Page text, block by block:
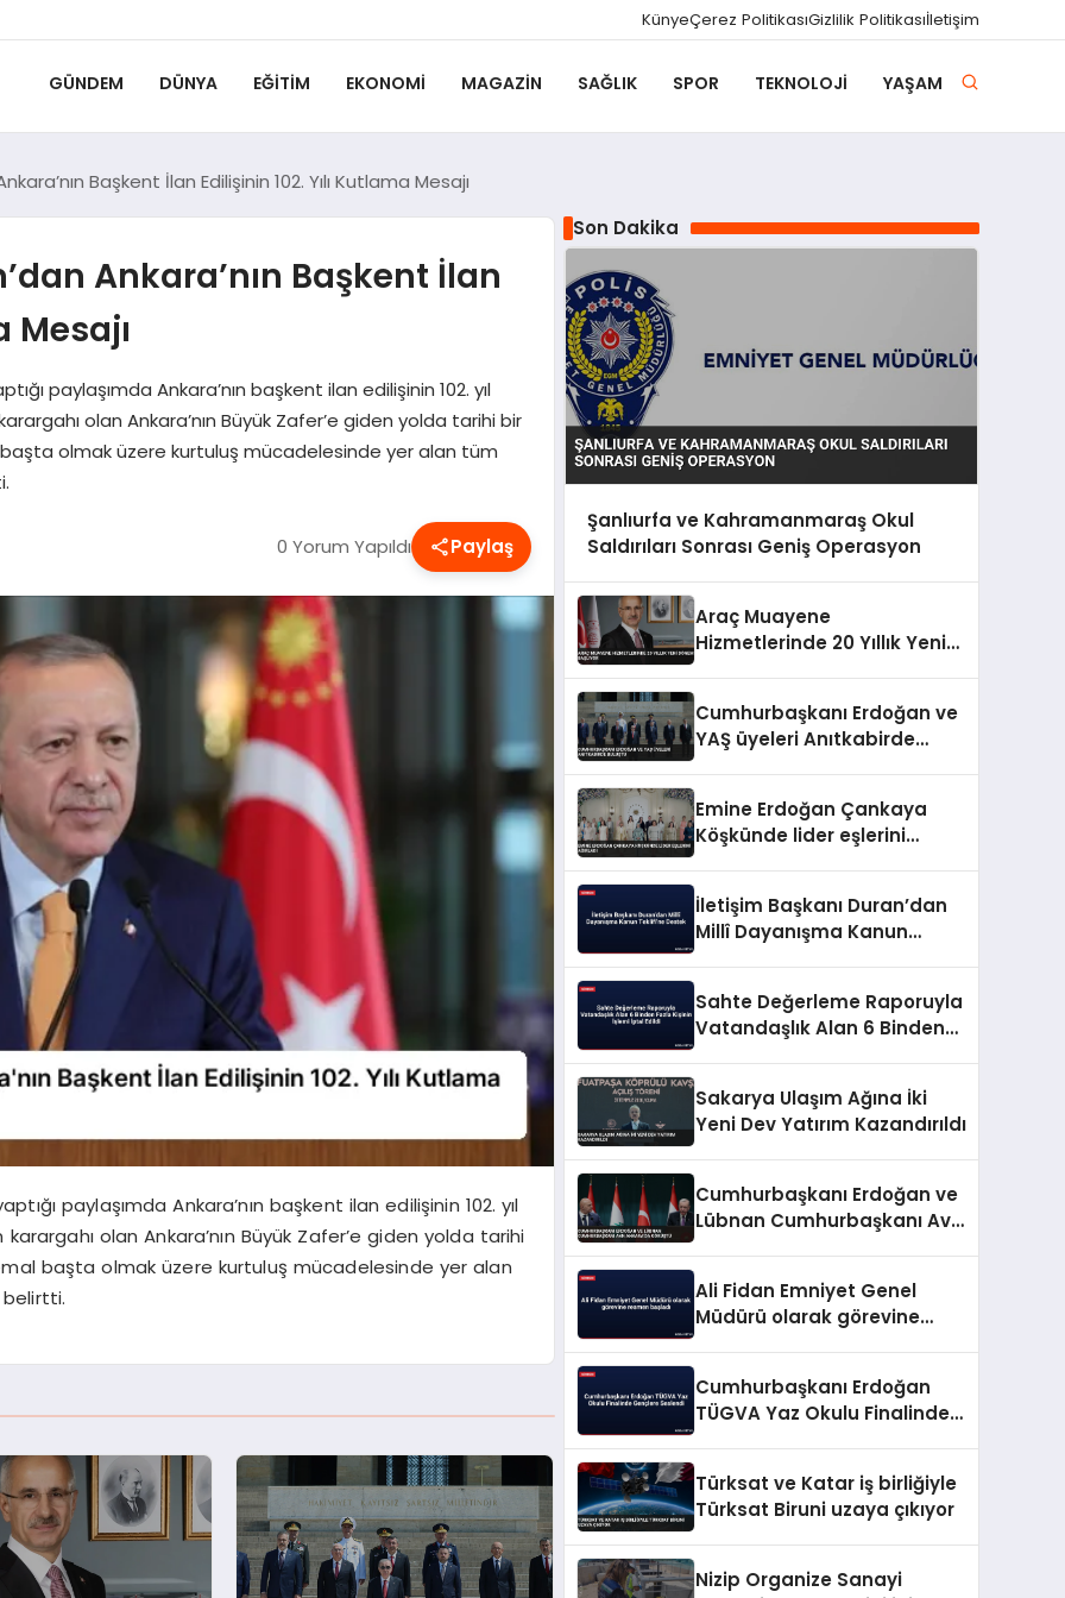
KünyeÇerez PolitikasıGizlilik Politikasıİletişim
GÜNDEM DÜNYA EĞITIM EKONOMI MAGAZIN SAĞLIK SPOR TEKNOLOJI YAŞAM
Başkent İlan Edilişinin 102. Yılı Kutlama Mesajı
Ankara’nın Başkent İlan
Mesajı
paylaşımda Ankara’nın başkent ilan edilişinin 102. yıl
olan Ankara’nın Büyük Zafer’e giden yolda tarihi bir
başta olmak üzere kurtuluş mücadelesinde yer alan tüm
0 Yorum Yapıldı Paylaş
paylaşımda Ankara’nın başkent ilan edilişinin 102. yıl
olan Ankara’nın Büyük Zafer’e giden yolda tarihi
başta olmak üzere kurtuluş mücadelesinde yer alan
belirtti.
Son Dakika
Şanlıurfa ve Kahramanmaraş Okul
Saldırıları Sonrası Geniş Operasyon
Araç Muayene
Hizmetlerinde 20 Yıllık Yeni
Cumhurbaşkanı Erdoğan ve
YAŞ üyeleri Anıtkabirde
Emine Erdoğan Çankaya
Köşkünde lider eşlerini
İletişim Başkanı Duran’dan
Millî Dayanışma Kanun
Sahte Değerleme Raporuyla
Vatandaşlık Alan 6 Binden
Sakarya Ulaşım Ağına İki
Yeni Dev Yatırım Kazandırıldı
Cumhurbaşkanı Erdoğan ve
Lübnan Cumhurbaşkanı Avn
Ali Fidan Emniyet Genel
Müdürü olarak görevine
Cumhurbaşkanı Erdoğan
TÜGVA Yaz Okulu Finalinde
Türksat ve Katar iş birliğiyle
Türksat Biruni uzaya çıkıyor
Nizip Organize Sanayi